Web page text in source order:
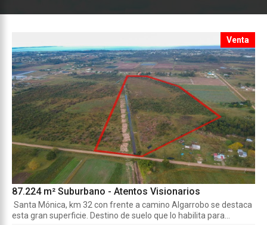
Venta
87.224 m² Suburbano - Atentos Visionarios
Santa Mónica, km 32 con frente a camino Algarrobo se destaca
esta gran superficie. Destino de suelo que lo habilita para...